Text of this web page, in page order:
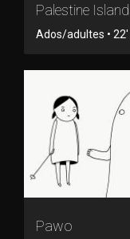
Palestine
Ados/adultes • 22'
Pawo